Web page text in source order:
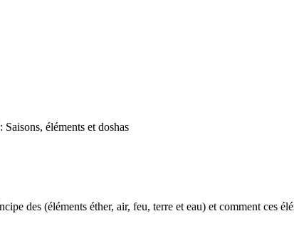
éléments et doshas
des (éléments éther, air, feu, terre et eau) et comment ces